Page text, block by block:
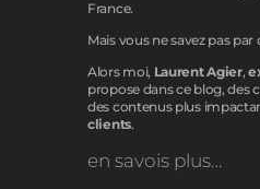
France.
Mais vous ne savez pas
Alors moi, Laurent Agier,
propose dans ce blog, des
des contenus plus
clients.
en savois plus…